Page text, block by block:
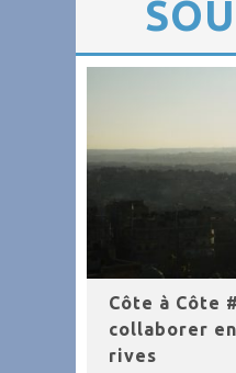
Côte à Côte
collaborer
rives